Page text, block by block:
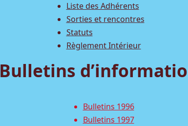
Liste des Adhérents
Sorties et rencontres
Statuts
Règlement Intérieur
Bulletins
Bulletins 1996
Bulletins 1997